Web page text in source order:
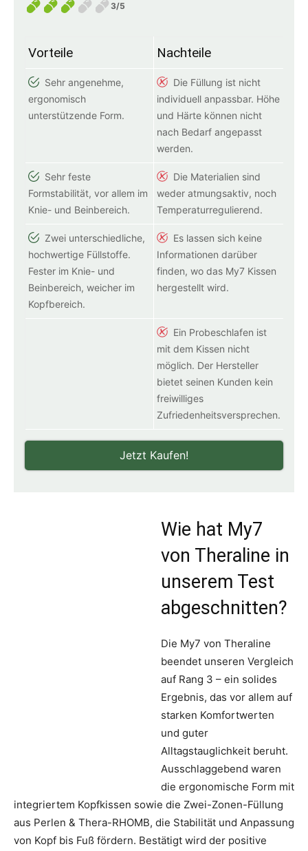
3/5
Vorteile Nachteile
Sehr angenehme,
ergonomisch
unterstützende Form.
Die Füllung ist nicht
individuell anpassbar. Höhe
und Härte können nicht
nach Bedarf angepasst
werden.
Sehr feste
Formstabilität, vor allem im
Knie- und Beinbereich.
Die Materialien sind
weder atmungsaktiv, noch
Temperaturregulierend.
Zwei unterschiedliche,
hochwertige Füllstoffe.
Fester im Knie- und
Beinbereich, weicher im
Kopfbereich.
Es lassen sich keine
Informationen darüber
finden, wo das My7 Kissen
hergestellt wird.
Ein Probeschlafen ist
mit dem Kissen nicht
möglich. Der Hersteller
bietet seinen Kunden kein
freiwilliges
Zufriedenheitsversprechen.
Jetzt Kaufen!
Wie hat My7
von Theraline in
unserem Test
abgeschnitten?
Die My7 von Theraline
beendet unseren Vergleich
auf Rang 3 – ein solides
Ergebnis, das vor allem auf
starken Komfortwerten
und guter
Alltagstauglichkeit beruht.
Ausschlaggebend waren
die ergonomische Form mit
integriertem Kopfkissen sowie die Zwei-Zonen-Füllung
aus Perlen & Thera-RHOMB, die Stabilität und Anpassung
von Kopf bis Fuß fördern. Bestätigt wird der positive